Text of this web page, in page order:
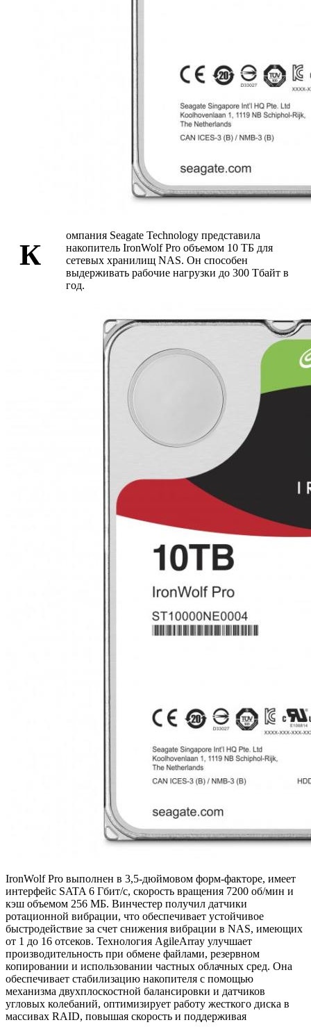
К
омпания Seagate Technology представила
накопитель IronWolf Pro объемом 10 ТБ для
сетевых хранилищ NAS. Он способен
выдерживать рабочие нагрузки до 300 Тбайт в
год.
IronWolf Pro выполнен в 3,5-дюймовом форм-факторе, имеет
интерфейс SATA 6 Гбит/с, скорость вращения 7200 об/мин и
кэш объемом 256 МБ. Винчестер получил датчики
ротационной вибрации, что обеспечивает устойчивое
быстродействие за счет снижения вибрации в NAS, имеющих
от 1 до 16 отсеков. Технология AgileArray улучшает
производительность при обмене файлами, резервном
копировании и использовании частных облачных сред. Она
обеспечивает стабилизацию накопителя с помощью
механизма двухплоскостной балансировки и датчиков
угловых колебаний, оптимизирует работу жесткого диска в
массивах RAID, повышая скорость и поддерживая